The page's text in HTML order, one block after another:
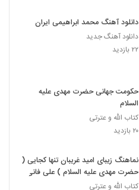
دانلود آهنگ محمد ابراهیمی ایران
دانلود آهنگ جدید
۲۲ بازدید
حکومت جهانی حضرت مهدی علیه
السلام
کتاب الله و عترتی
۲۰ بازدید
نماهنگ زیبای امید غریبان تنها کجایی (
حضرت مهدی علیه السلام ) علی فانی
کتاب الله و عترتی